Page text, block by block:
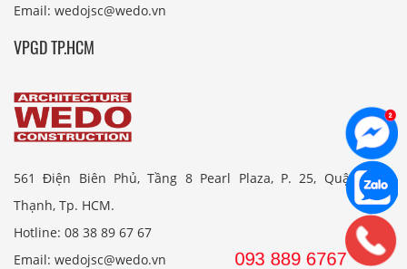
Email: wedojsc@wedo.vn
VPGD TP.HCM
561 Điện Biên Phủ, Tầng 8 Pearl Plaza, P. 25, Quận Bình
Thạnh, Tp. HCM.
Hotline: 08 38 89 67 67
Email: wedojsc@wedo.vn